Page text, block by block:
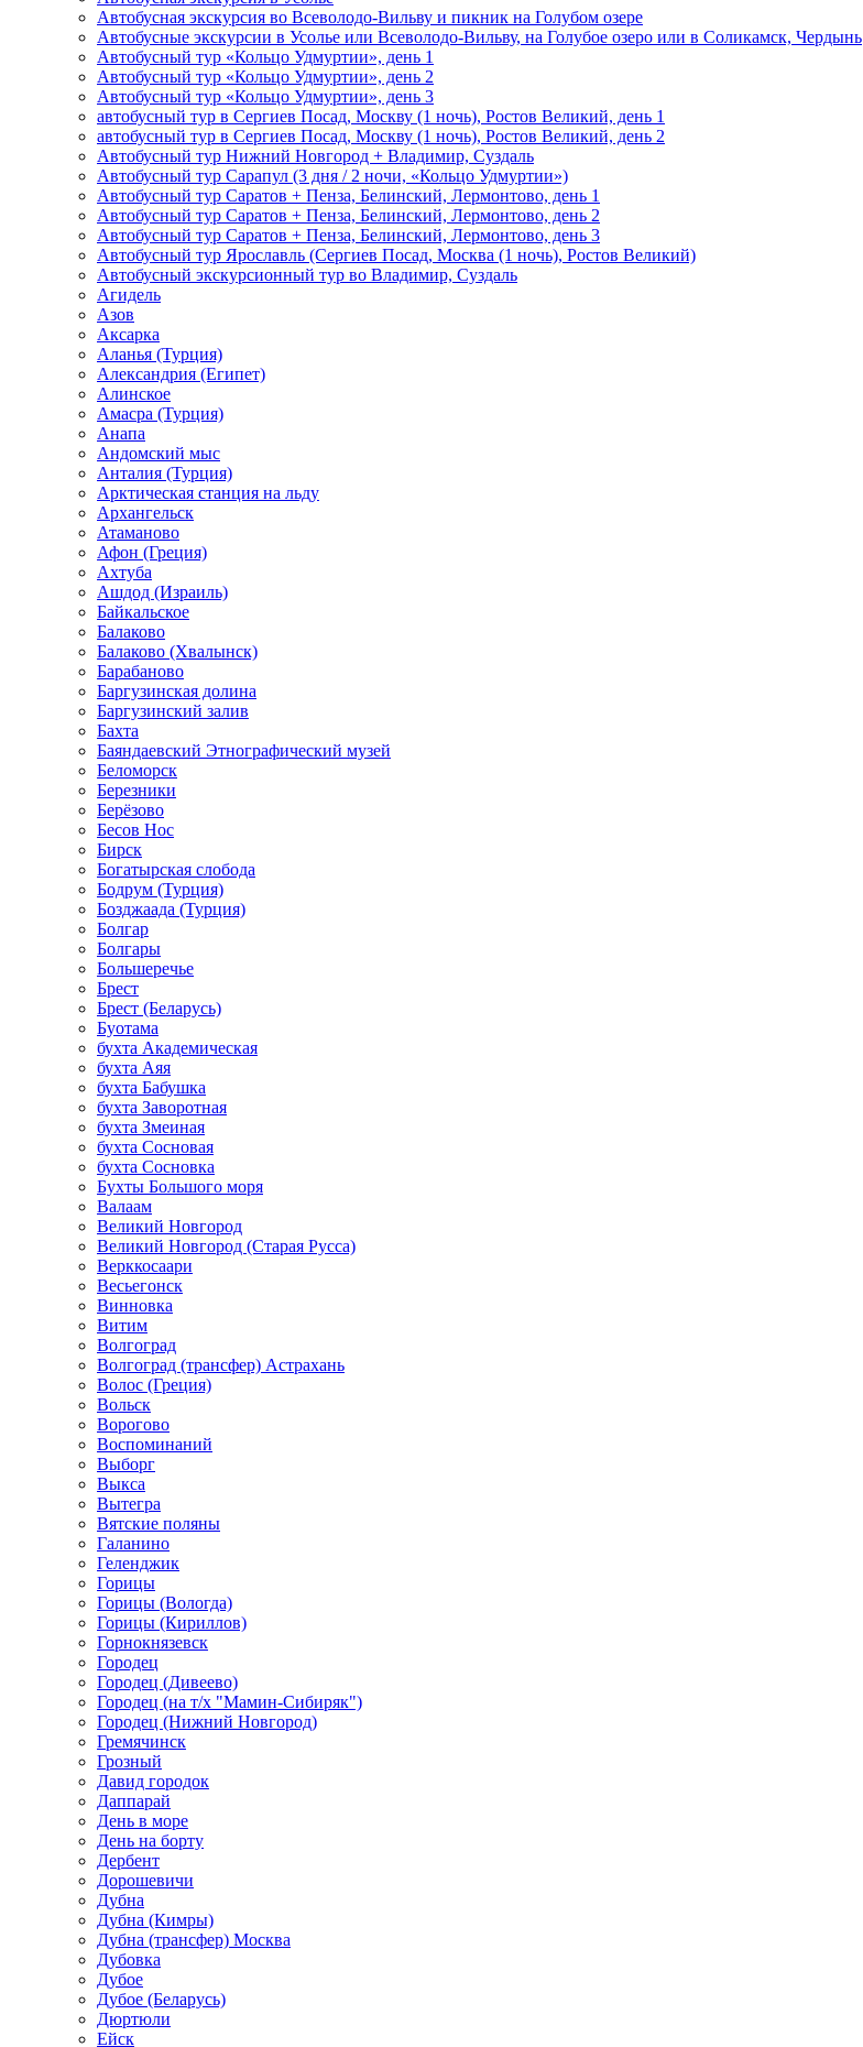
Автобусная экскурсия во Всеволодо-Вильву и пикник на Голубом озере
Автобусные экскурсии в Усолье или Всеволодо-Вильву, на Голубое озеро или в Соликамск, Чердынь
Автобусный тур «Кольцо Удмуртии», день 1
Автобусный тур «Кольцо Удмуртии», день 2
Автобусный тур «Кольцо Удмуртии», день 3
автобусный тур в Сергиев Посад, Москву (1 ночь), Ростов Великий, день 1
автобусный тур в Сергиев Посад, Москву (1 ночь), Ростов Великий, день 2
Автобусный тур Нижний Новгород + Владимир, Суздаль
Автобусный тур Сарапул (3 дня / 2 ночи, «Кольцо Удмуртии»)
Автобусный тур Саратов + Пенза, Белинский, Лермонтово, день 1
Автобусный тур Саратов + Пенза, Белинский, Лермонтово, день 2
Автобусный тур Саратов + Пенза, Белинский, Лермонтово, день 3
Автобусный тур Ярославль (Сергиев Посад, Москва (1 ночь), Ростов Великий)
Автобусный экскурсионный тур во Владимир, Суздаль
Агидель
Азов
Аксарка
Аланья (Турция)
Александрия (Египет)
Алинское
Амасра (Турция)
Анапа
Андомский мыс
Анталия (Турция)
Арктическая станция на льду
Архангельск
Атаманово
Афон (Греция)
Ахтуба
Ашдод (Израиль)
Байкальское
Балаково
Балаково (Хвалынск)
Барабаново
Баргузинская долина
Баргузинский залив
Бахта
Баяндаевский Этнографический музей
Беломорск
Березники
Берёзово
Бесов Нос
Бирск
Богатырская слобода
Бодрум (Турция)
Бозджаада (Турция)
Болгар
Болгары
Большеречье
Брест
Брест (Беларусь)
Буотама
бухта Академическая
бухта Аяя
бухта Бабушка
бухта Заворотная
бухта Змеиная
бухта Сосновая
бухта Сосновка
Бухты Большого моря
Валаам
Великий Новгород
Великий Новгород (Старая Русса)
Верккосаари
Весьегонск
Винновка
Витим
Волгоград
Волгоград (трансфер) Астрахань
Волос (Греция)
Вольск
Ворогово
Воспоминаний
Выборг
Выкса
Вытегра
Вятские поляны
Галанино
Геленджик
Горицы
Горицы (Вологда)
Горицы (Кириллов)
Горнокнязевск
Городец
Городец (Дивеево)
Городец (на т/х "Мамин-Сибиряк")
Городец (Нижний Новгород)
Гремячинск
Грозный
Давид городок
Даппарай
День в море
День на борту
Дербент
Дорошевичи
Дубна
Дубна (Кимры)
Дубна (трансфер) Москва
Дубовка
Дубое
Дубое (Беларусь)
Дюртюли
Ейск